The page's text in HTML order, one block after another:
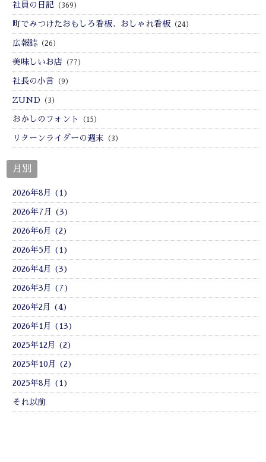
社員の日記 （369）
町でみつけたおもしろ看板、おしゃれ看板 （24）
広報誌 （26）
美味しいお店 （77）
社長の小言 （9）
ZUND （3）
おかしのフォント （15）
リターンライダーの週末 （3）
月別
2026年8月 (1)
2026年7月 (3)
2026年6月 (2)
2026年5月 (1)
2026年4月 (3)
2026年3月 (7)
2026年2月 (4)
2026年1月 (13)
2025年12月 (2)
2025年10月 (2)
2025年8月 (1)
それ以前